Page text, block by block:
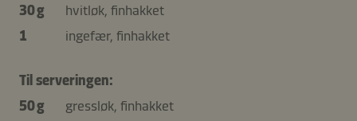
30 g
hvitløk, finhakket
1
ingefær, finhakket
Til serveringen:
50 g
gressløk, finhakket